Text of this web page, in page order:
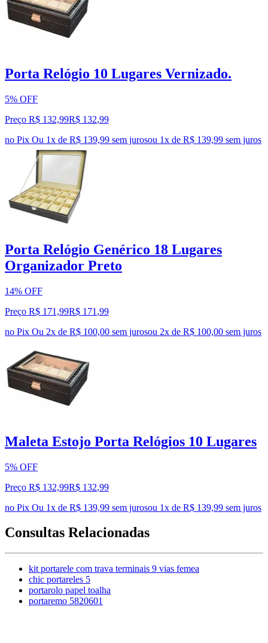
Porta Relógio 10 Lugares Vernizado.
5% OFF
Preço R$ 132,99R$ 132,99
no Pix Ou 1x de R$ 139,99 sem jurosou 1x de R$ 139,99 sem juros
Porta Relógio Genérico 18 Lugares
Organizador Preto
14% OFF
Preço R$ 171,99R$ 171 ,99
no Pix Ou 2x de R$ 100,00 sem jurosou 2x de R$ 100,00 sem juros
Maleta Estojo Porta Relógios 10 Lugares
5% OFF
Preço R$ 132,99R$ 132,99
no Pix Ou 1x de R$ 139,99 sem jurosou 1x de R$ 139,99 sem juros
Consultas Relacionadas
kit portarele com trava terminais 9 vias femea
chic portareles 5
portarolo papel toalha
portaremo 5820601